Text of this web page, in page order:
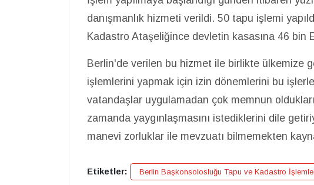
danışmanlık hizmeti verildi. 50 tapu işlemi
Kadastro Ataşeliğince devletin kasasına 46 bin
Berlin'de verilen bu hizmet ile birlikte ülkemize
işlemlerini yapmak için izin dönemlerini bu
vatandaşlar uygulamadan çok memnun
zamanda yaygınlaşmasını istediklerini dile
manevi zorluklar ile mevzuatı bilmemekten
Etiketler: Berlin Başkonsolosluğu Tapu ve Kadastro